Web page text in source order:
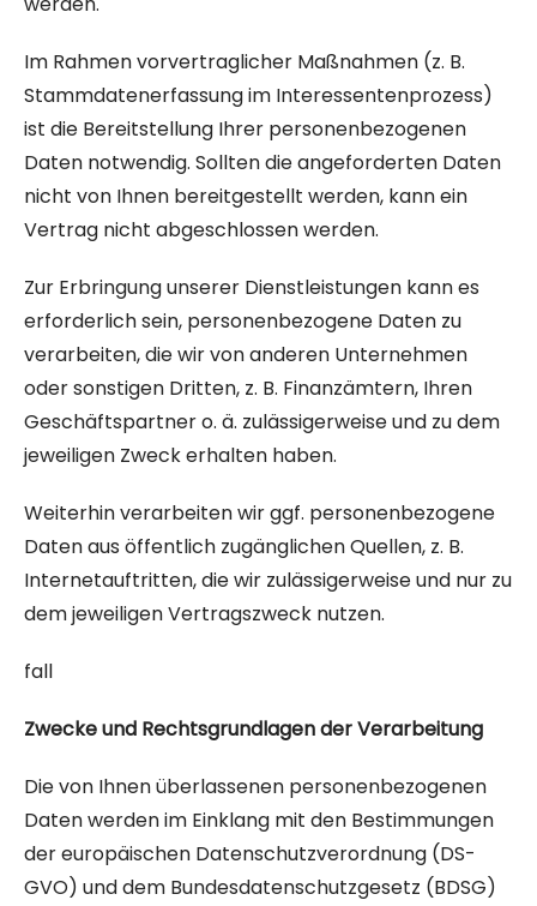
Im Rahmen vorvertraglicher Maßnahmen (z. B.
Stammdatenerfassung im Interessentenprozess)
ist die Bereitstellung Ihrer personenbezogenen
Daten notwendig. Sollten die angeforderten Daten
nicht von Ihnen bereitgestellt werden, kann ein
Vertrag nicht abgeschlossen werden.
Zur Erbringung unserer Dienstleistungen kann es
erforderlich sein, personenbezogene Daten zu
verarbeiten, die wir von anderen Unternehmen
oder sonstigen Dritten, z. B. Finanzämtern, Ihren
Geschäftspartner o. ä. zulässigerweise und zu dem
jeweiligen Zweck erhalten haben.
Weiterhin verarbeiten wir ggf. personenbezogene
Daten aus öffentlich zugänglichen Quellen, z. B.
Internetauftritten, die wir zulässigerweise und nur zu
dem jeweiligen Vertragszweck nutzen.
fall
Zwecke und Rechtsgrundlagen der Verarbeitung
Die von Ihnen überlassenen personenbezogenen
Daten werden im Einklang mit den Bestimmungen
der europäischen Datenschutzverordnung (DS-
GVO) und dem Bundesdatenschutzgesetz (BDSG)